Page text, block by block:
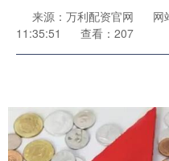
来源：万利配资官网 网
11:35:51
查看：207